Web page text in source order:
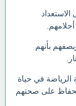
بأنهم
الرياضة في حياة
على صحتهم